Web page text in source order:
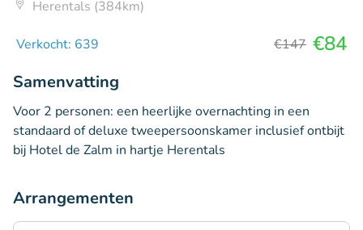
Herentals (384km)
Verkocht: 639 €147 €84
Samenvatting
Voor 2 personen: een heerlijke overnachting in een
standaard of deluxe tweepersoonskamer inclusief ontbijt
bij Hotel de Zalm in hartje Herentals
Arrangementen